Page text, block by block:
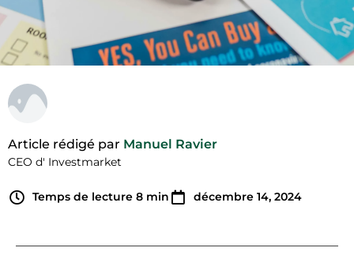
Article rédigé par Manuel Ravier
CEO d' Investmarket
Temps de lecture 8 min décembre 14, 2024